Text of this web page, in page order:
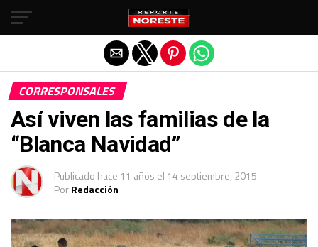
CORRESPONSALES
Así viven las familias de la
“Blanca Navidad”
Publicado hace 11 años el 14 septiembre, 2015
PorRedacción
Salir de la versión móvil